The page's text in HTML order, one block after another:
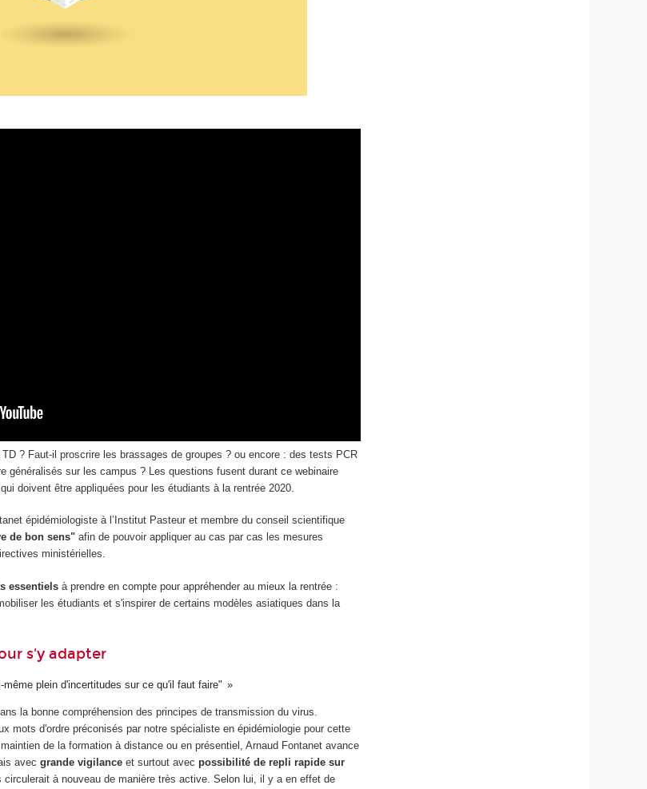
? Faut-il proscrire les brassages de groupes ? ou encore : des tests PCR
généralisés sur les campus ? Les questions fusent durant ce webinaire
doivent être appliquées pour les étudiants à la rentrée 2020.
épidémiologiste à l’Institut Pasteur et membre du conseil scientifique
de bon sens" afin de pouvoir appliquer au cas par cas les mesures
ministérielles.
essentiels à prendre en compte pour appréhender au mieux la rentrée :
les étudiants et s'inspirer de certains modèles asiatiques dans la
s'y adapter
même plein d'incertitudes sur ce qu'il faut faire"
la bonne compréhension des principes de transmission du virus.
mots d'ordre préconisés par notre spécialiste en épidémiologie pour cette
de la formation à distance ou en présentiel, Arnaud Fontanet avance
avec grande vigilanceet surtout avecpossibilité de repli rapide sur
circulerait à nouveau de manière très active. Selon lui, il y a en effet de